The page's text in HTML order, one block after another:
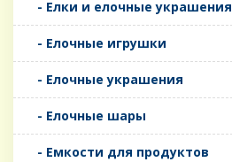
- Елки и елочные украшения
- Елочные игрушки
- Елочные украшения
- Елочные шары
- Емкости для продуктов